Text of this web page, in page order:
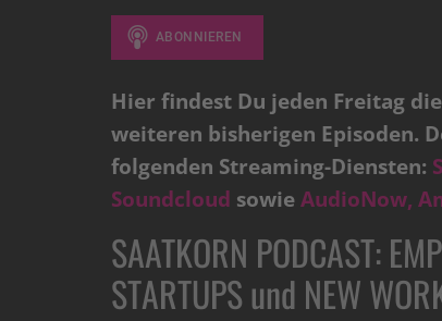
Hier findest Du jeden Freitag
weiteren bisherigen Episoden.
folgenden Streaming-Diensten:
Soundcloud sowieAudioNow,
SAATKORN PODCAST:
STARTUPS und NEW